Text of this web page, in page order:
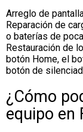
Arreglo de
Reparación de
o baterías de
Restauración de
botón Home, el
botón de
¿Cómo
equipo en